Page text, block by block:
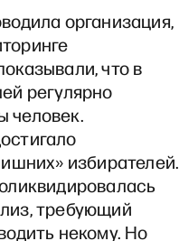
организация,
что в
регулярно
человек.
избирателей.
требующий
некому. Но